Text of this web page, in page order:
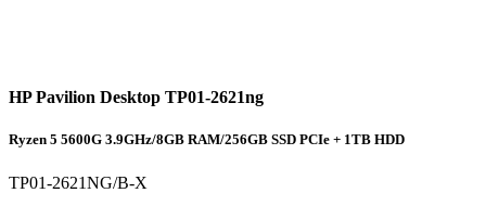
HP Pavilion Desktop TP01-2621ng
Ryzen 5 5600G 3.9GHz/8GB RAM/256GB SSD PCIe + 1TB HDD
TP01-2621NG/B-X